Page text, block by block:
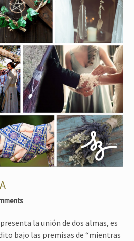
la unión de dos almas, es
bajo las premisas de “mientras